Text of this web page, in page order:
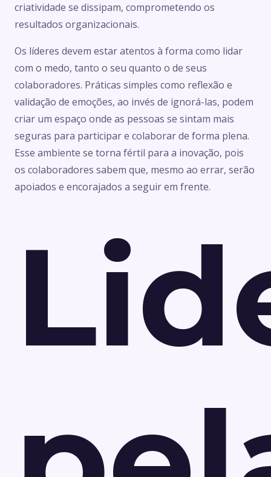
criatividade se dissipam, comprometendo os
resultados organizacionais.
Os líderes devem estar atentos à forma como lidar
com o medo, tanto o seu quanto o de seus
colaboradores. Práticas simples como reflexão e
validação de emoções, ao invés de ignorá-las, podem
criar um espaço onde as pessoas se sintam mais
seguras para participar e colaborar de forma plena.
Esse ambiente se torna fértil para a inovação, pois
os colaboradores sabem que, mesmo ao errar, serão
apoiados e encorajados a seguir em frente.